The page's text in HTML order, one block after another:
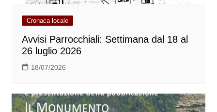
Cronaca locale
Avvisi Parrocchiali: Settimana dal 18 al
26 luglio 2026
18/07/2026